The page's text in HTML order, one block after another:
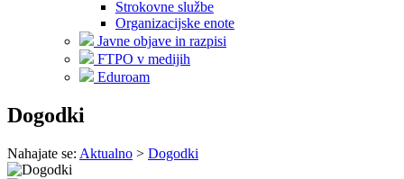
Strokovne službe
Organizacijske enote
Javne objave in razpisi
FTPO v medijih
Eduroam
Dogodki
Nahajate se: Aktualno > Dogodki